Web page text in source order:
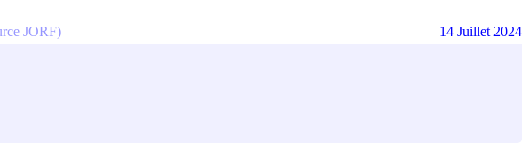
JORF) 14 Juillet 2024